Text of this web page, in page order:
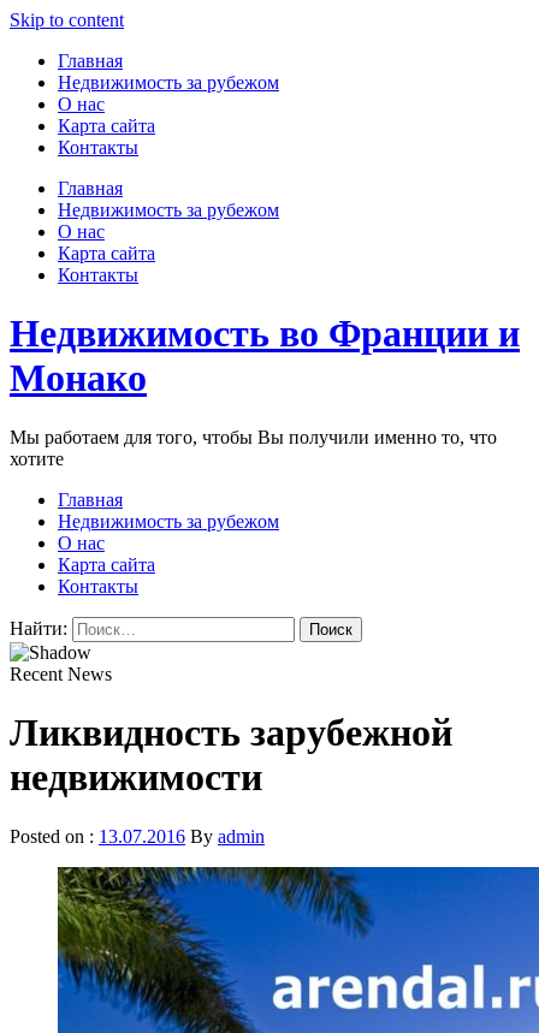
Skip to content
Главная
Недвижимость за рубежом
О нас
Карта сайта
Контакты
Главная
Недвижимость за рубежом
О нас
Карта сайта
Контакты
Недвижимость во Франции и
Монако
Мы работаем для того, чтобы Вы получили именно то, что
хотите
Главная
Недвижимость за рубежом
О нас
Карта сайта
Контакты
Найти:
Recent News
Ликвидность зарубежной
недвижимости
Posted on : 13.07.2016 By admin